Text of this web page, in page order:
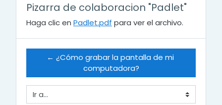
Pizarra de colaboracion "Padlet"
Haga clic en Padlet.pdf para ver el archivo.
← ¿Cómo grabar la pantalla de mi
computadora?
Ir a...